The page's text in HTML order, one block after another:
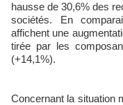
hausse de 30,6% des
sociétés. En
affichent une
tirée par les
(+14,1%).
Concernant la situation